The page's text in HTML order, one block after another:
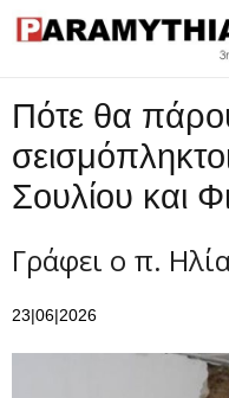
Επικοινωνία
Πότε θα
Σουλίου και
Γράφει ο π.
23|06|2026